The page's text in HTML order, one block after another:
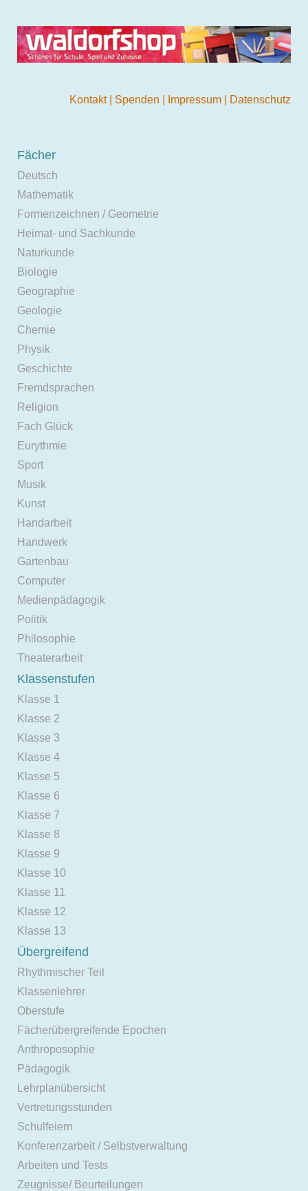
Kontakt Spenden Impressum Datenschutz
Fächer
Deutsch
Mathematik
Formenzeichnen / Geometrie
Heimat- und Sachkunde
Naturkunde
Biologie
Geographie
Geologie
Chemie
Physik
Geschichte
Fremdsprachen
Religion
Fach Glück
Eurythmie
Sport
Musik
Kunst
Handarbeit
Handwerk
Gartenbau
Computer
Medienpädagogik
Politik
Philosophie
Theaterarbeit
Klassenstufen
Klasse 1
Klasse 2
Klasse 3
Klasse 4
Klasse 5
Klasse 6
Klasse 7
Klasse 8
Klasse 9
Klasse 10
Klasse 11
Klasse 12
Klasse 13
Übergreifend
Rhythmischer Teil
Klassenlehrer
Oberstufe
Fächerübergreifende Epochen
Anthroposophie
Pädagogik
Lehrplanübersicht
Vertretungsstunden
Schulfeiern
Konferenzarbeit / Selbstverwaltung
Arbeiten und Tests
Zeugnisse/ Beurteilungen